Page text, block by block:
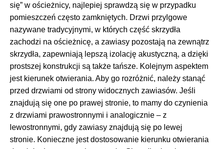
się” w ościeżnicy, najlepiej sprawdzą się w przypadku
pomieszczeń często zamkniętych. Drzwi przylgowe
nazywane tradycyjnymi, w których część skrzydła
zachodzi na ościeżnicę, a zawiasy pozostają na zewnątrz
skrzydła, zapewniają lepszą izolację akustyczną, a dzięki
prostszej konstrukcji są także tańsze. Kolejnym aspektem
jest kierunek otwierania. Aby go rozróżnić, należy stanąć
przed drzwiami od strony widocznych zawiasów. Jeśli
znajdują się one po prawej stronie, to mamy do czynienia
z drzwiami prawostronnymi i analogicznie – z
lewostronnymi, gdy zawiasy znajdują się po lewej
stronie. Konieczne jest dostosowanie kierunku otwierania